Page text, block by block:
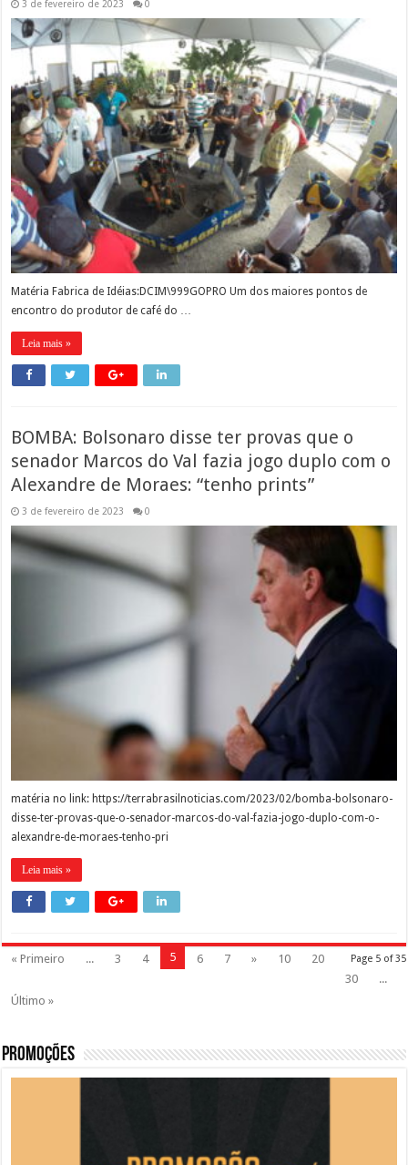
3 de fevereiro de 2023 0
Matéria Fabrica de Idéias:DCIM\999GOPRO Um dos maiores pontos de
encontro do produtor de café do …
Leia mais »
BOMBA: Bolsonaro disse ter provas que o
senador Marcos do Val fazia jogo duplo com o
Alexandre de Moraes: “tenho prints”
3 de fevereiro de 2023 0
matéria no link: https://terrabrasilnoticias.com/2023/02/bomba-bolsonaro-
disse-ter-provas-que-o-senador-marcos-do-val-fazia-jogo-duplo-com-o-
alexandre-de-moraes-tenho-pri
Leia mais »
Page 5 of 35
« Primeiro ... 3 4 5 6 7 » 10
20
30
...
Último »
Promoções